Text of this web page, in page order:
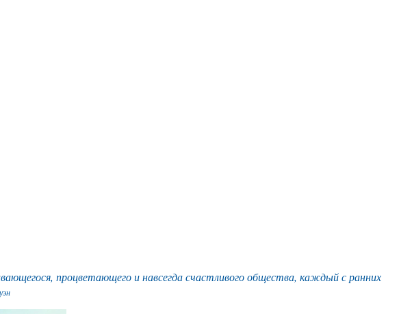
процветающего и навсегда счастливого общества, каждый с ранних